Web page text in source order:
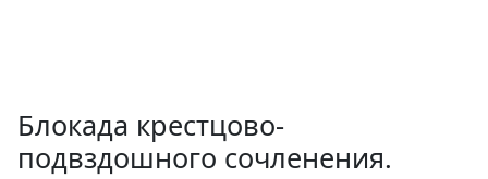
Блокада крестцово-
подвздошного сочленения.